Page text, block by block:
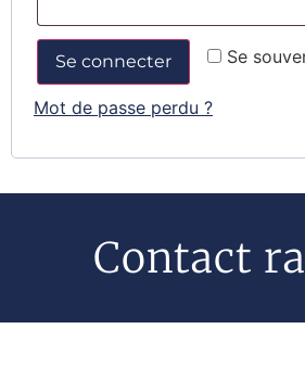
Se
Se connecter
Mot de passe perdu ?
Contact